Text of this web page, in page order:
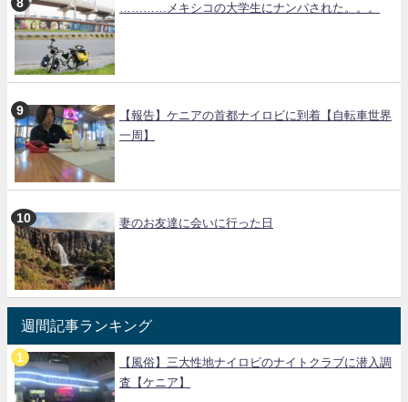
…………メキシコの大学生にナンパされた。。。
【報告】ケニアの首都ナイロビに到着【自転車世界
一周】
妻のお友達に会いに行った日
週間記事ランキング
【風俗】三大性地ナイロビのナイトクラブに潜入調
査【ケニア】